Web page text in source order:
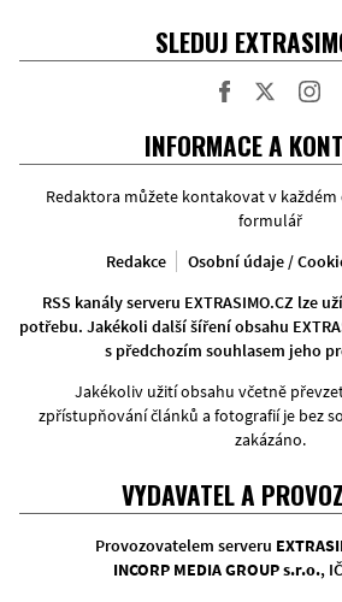
SLEDUJ
INFORMACE A
Redaktora můžete kontakovat v
formulář
Redakce
Osobní údaje /
RSS kanály serveru EXTRASIMO.CZ lze
potřebu. Jakékoli další šíření obsahu
s předchozím souhlasem jeho
Jakékoliv užití obsahu včetně
zpřístupňování článků a fotografií je bez
zakázáno.
VYDAVATEL A
Provozovatelem serveru
INCORP MEDIA GROUP s.r.o.,